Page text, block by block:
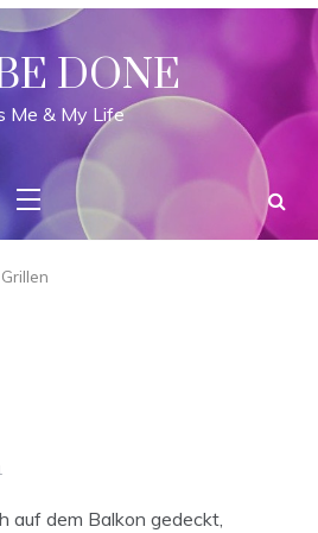
DONE
Me & My Life
Grillen
auf dem Balkon gedeckt,